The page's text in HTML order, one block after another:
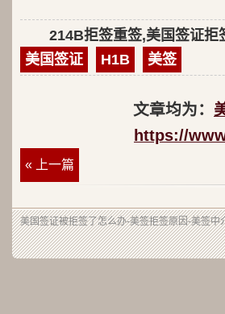
214B拒签重签,美国签证
美国签证
H1B 美签
文章均为：
https://
« 上一篇
美国签证被拒签了怎么办-美签拒签原因-美签